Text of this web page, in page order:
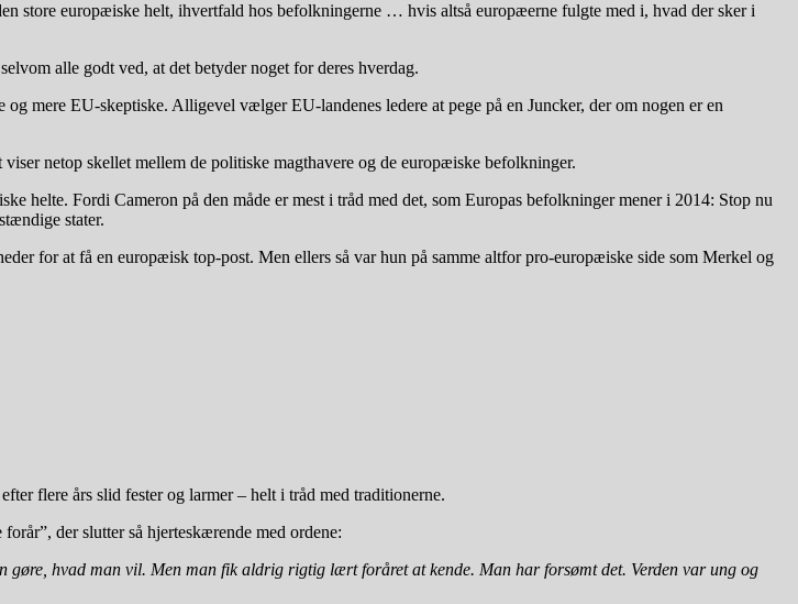
store europæiske helt, ihvertfald hos befolkningerne … hvis altså europæerne fulgte med i, hvad der sker i
alle godt ved, at det betyder noget for deres hverdag.
mere EU-skeptiske. Alligevel vælger EU-landenes ledere at pege på en Juncker, der om nogen er en
netop skellet mellem de politiske magthavere og de europæiske befolkninger.
helte. Fordi Cameron på den måde er mest i tråd med det, som Europas befolkninger mener i 2014: Stop nu
stater.
for at få en europæisk top-post. Men ellers så var hun på samme altfor pro-europæiske side som Merkel og
flere års slid fester og larmer – helt i tråd med traditionerne.
der slutter så hjerteskærende med ordene:
hvad man vil. Men man fik aldrig rigtig lært foråret at kende. Man har forsømt det. Verden var ung og